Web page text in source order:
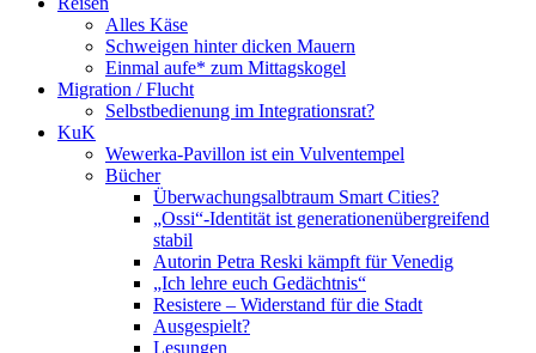
Alles Käse
Schweigen hinter dicken Mauern
Einmal aufe* zum Mittagskogel
Migration / Flucht
Selbstbedienung im Integrationsrat?
KuK
Wewerka-Pavillon ist ein Vulventempel
Bücher
Überwachungsalbtraum Smart Cities?
„Ossi“-Identität ist generationenübergreifend
stabil
Autorin Petra Reski kämpft für Venedig
„Ich lehre euch Gedächtnis“
Resistere – Widerstand für die Stadt
Ausgespielt?
Lesungen